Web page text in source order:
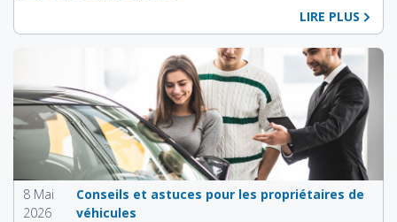
LIRE PLUS
8 Mai
2026
Conseils et astuces pour les propriétaires de
véhicules